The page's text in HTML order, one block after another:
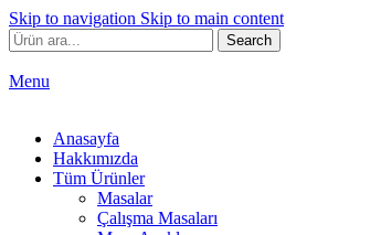
Skip to navigation Skip to main content
Search
Menu
Anasayfa
Hakkımızda
Tüm Ürünler
Masalar
Çalışma Masaları